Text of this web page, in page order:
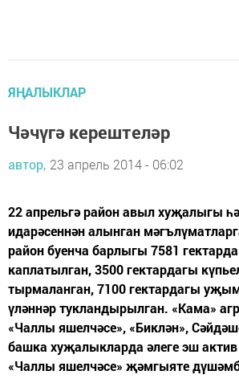
ЯҢАЛЫКЛАР
Чәчүгә керештеләр
автор, 23 апрель 2014 - 06:02
22 апрельгә район авыл хуҗалыгы
идарәсеннән алынган
район буенча барлыгы 7581
каплатылган, 3500 гектардагы
тырмаланган, 7100 гектардагы
үләннәр тукландырылган. «Кама»
«Чаллы яшелчәсе», «Биклән»,
башка хуҗалыкларда әлеге эш
«Чаллы яшелчәсе» җәмгыяте